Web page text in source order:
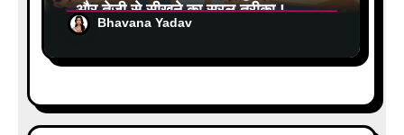
और तेजी से सीखने का सरल तरीका !
Bhavana Yadav